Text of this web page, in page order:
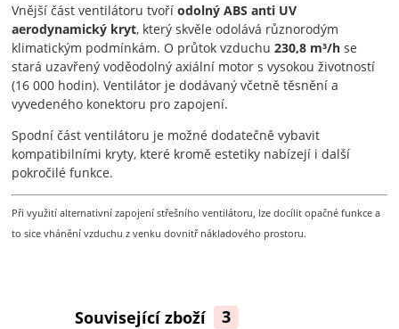
Vnější část ventilátoru tvoříodolný ABS anti UV
aerodynamický kryt, který skvěle odolává různorodým
klimatickým podmínkám. O průtok vzduchu230,8 m³/hse
stará uzavřený voděodolný axiální motor s vysokou životností
(16 000 hodin). Ventilátor je dodávaný včetně těsnění a
vyvedeného konektoru pro zapojení.
Spodní část ventilátoru je možné dodatečně vybavit
kompatibilními kryty, které kromě estetiky nabízejí i další
pokročilé funkce.
Při využití alternativní zapojení střešního ventilátoru, lze docílit opačné funkce a
to sice vhánění vzduchu z venku dovnitř nákladového prostoru.
Související zboží 3